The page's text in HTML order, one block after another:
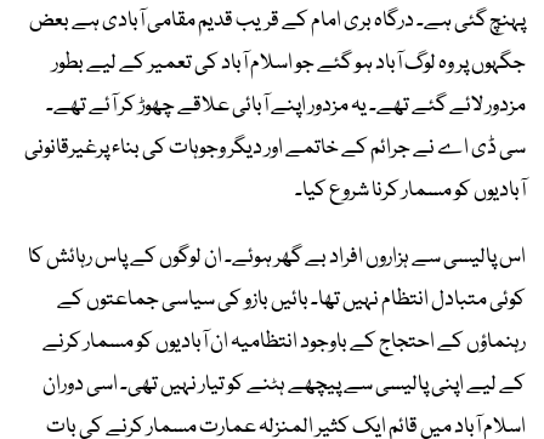
پہنچ گئی ہے۔ درگاہ بری امام کے قریب قدیم مقامی آبادی ہے بعض
جگہوں پر وہ لوگ آباد ہو گئے جو اسلام آباد کی تعمیر کے لیے بطور
مزدور لائے گئے تھے۔ یہ مزدور اپنے آبائی علاقے چھوڑ کر آئے تھے۔
سی ڈی اے نے جرائم کے خاتمے اور دیگر وجوہات کی بناء پرغیرقانونی
آبادیوں کو مسمار کرنا شروع کیا۔
اس پالیسی سے ہزاروں افراد بے گھر ہوئے۔ ان لوگوں کے پاس رہائش کا
کوئی متبادل انتظام نہیں تھا۔ بائیں بازو کی سیاسی جماعتوں کے
رہنماؤں کے احتجاج کے باوجود انتظامیہ ان آبادیوں کو مسمار کرنے
کے لیے اپنی پالیسی سے پیچھے ہٹنے کو تیار نہیں تھی۔ اسی دوران
اسلام آباد میں قائم ایک کثیر المنزلہ عمارت مسمار کرنے کی بات